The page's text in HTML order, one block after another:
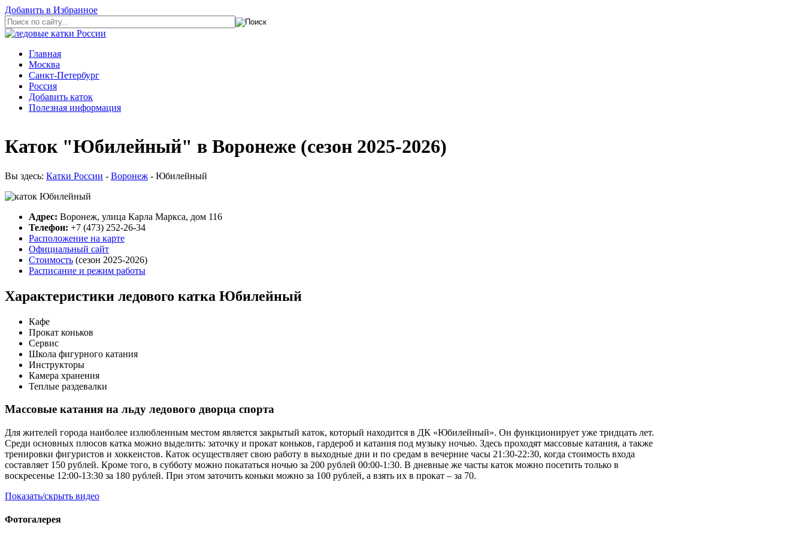
Добавить в Избранное
Главная
Москва
Санкт-Петербург
Россия
Добавить каток
Полезная информация
Каток "Юбилейный" в Воронеже (сезон 2025-2026)
Вы здесь: Катки России - Воронеж - Юбилейный
Адрес: Воронеж, улица Карла Маркса, дом 116
Телефон: +7 (473) 252-26-34
Расположение на карте
Официальный сайт
Стоимость (сезон 2025-2026)
Расписание и режим работы
Характеристики ледового катка Юбилейный
Кафе
Прокат коньков
Сервис
Школа фигурного катания
Инструкторы
Камера хранения
Теплые раздевалки
Массовые катания на льду ледового дворца спорта
Для жителей города наиболее излюбленным местом является закрытый каток, который находится в ДК «Юбилейный». Он функционирует уже тридцать лет.
Среди основных плюсов катка можно выделить: заточку и прокат коньков, гардероб и катания под музыку ночью. Здесь проходят массовые катания, а также
тренировки фигуристов и хоккеистов. Каток осуществляет свою работу в выходные дни и по средам в вечерние часы 21:30-22:30, когда стоимость входа
составляет 150 рублей. Кроме того, в субботу можно покататься ночью за 200 рублей 00:00-1:30. В дневные же часты каток можно посетить только в
воскресенье 12:00-13:30 за 180 рублей. При этом заточить коньки можно за 100 рублей, а взять их в прокат – за 70.
Показать/скрыть видео
Фотогалерея